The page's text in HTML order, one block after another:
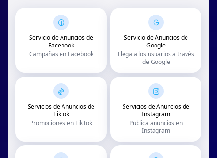
Servicio de Anuncios de
Facebook
Campañas en Facebook
Servicio de Anuncios de
Google
Llega a los usuarios a través
de Google
Servicios de Anuncios de
Tiktok
Promociones en TikTok
Servicios de Anuncios de
Instagram
Publica anuncios en
Instagram